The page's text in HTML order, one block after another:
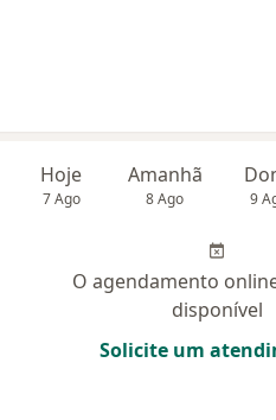
Hoje
7 Ago
Amanhã
8 Ago 9
O agendamento
disponível
Solicite um